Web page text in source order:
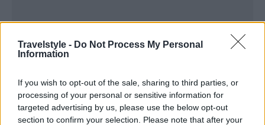
Travelstyle - Do Not Process My Personal
Information
If you wish to opt-out of the sale, sharing to third parties, or
processing of your personal or sensitive information for
targeted advertising by us, please use the below opt-out
section to confirm your selection. Please note that after your
Η περιοχή ονομάζεται
να την επισκέπτονται από τις 19 Σεπτεμβρίου,
δημοσιεύοντας την εμπειρία τους στα social media.